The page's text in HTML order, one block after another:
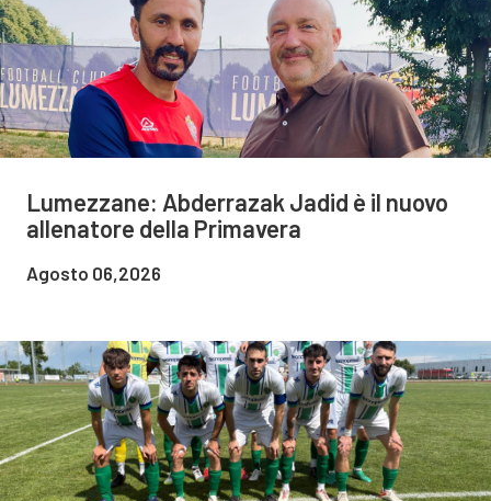
Lumezzane: Abderrazak Jadid è il nuovo
allenatore della Primavera
Agosto 06,2026